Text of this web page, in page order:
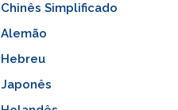
Chinês Simplificado
Alemão
Hebreu
Japonês